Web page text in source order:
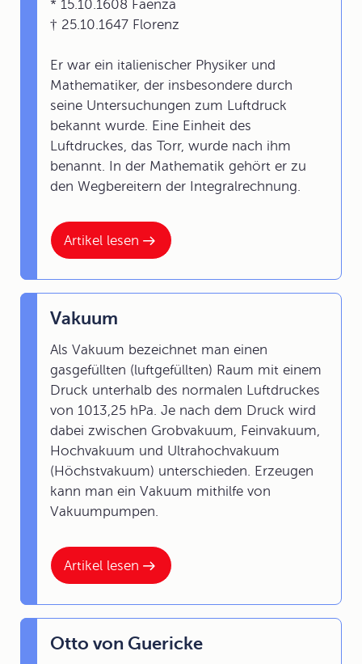
Artikel lesen
* 15.10.1608 Faenza
† 25.10.1647 Florenz
Er war ein italienischer Physiker und
Mathematiker, der insbesondere durch
seine Untersuchungen zum Luftdruck
bekannt wurde. Eine Einheit des
Luftdruckes, das Torr, wurde nach ihm
benannt. In der Mathematik gehört er zu
den Wegbereitern der Integralrechnung.
Artikel lesen
Vakuum
Als Vakuum bezeichnet man einen
gasgefüllten (luftgefüllten) Raum mit einem
Druck unterhalb des normalen Luftdruckes
von 1013,25 hPa. Je nach dem Druck wird
dabei zwischen Grobvakuum, Feinvakuum,
Hochvakuum und Ultrahochvakuum
(Höchstvakuum) unterschieden. Erzeugen
kann man ein Vakuum mithilfe von
Vakuumpumpen.
Otto von Guericke